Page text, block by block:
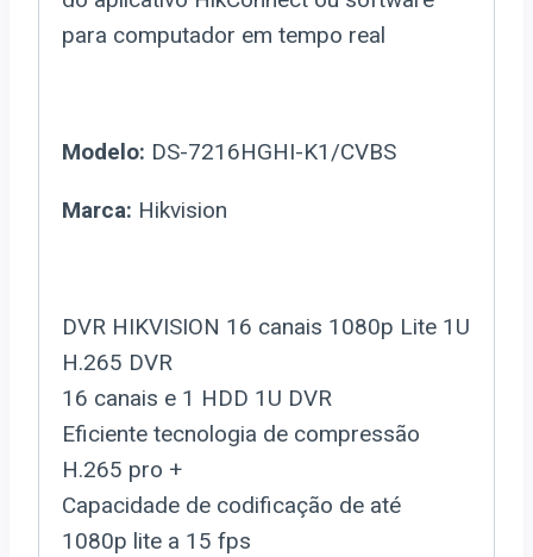
para computador em tempo real
Modelo: DS-7216HGHI-K1/CVBS
Marca: Hikvision
DVR HIKVISION 16 canais 1080p Lite 1U
H.265 DVR
16 canais e 1 HDD 1U DVR
Eficiente tecnologia de compressão
H.265 pro +
Capacidade de codificação de até
1080p lite a 15 fps